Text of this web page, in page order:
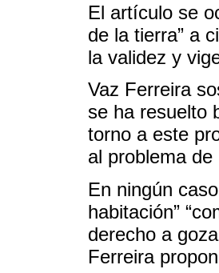
El artículo se
de la tierra” a
la validez y
Vaz Ferreira
se ha resuelto
torno a este
al problema de
En ningún
habitación”
derecho a
Ferreira